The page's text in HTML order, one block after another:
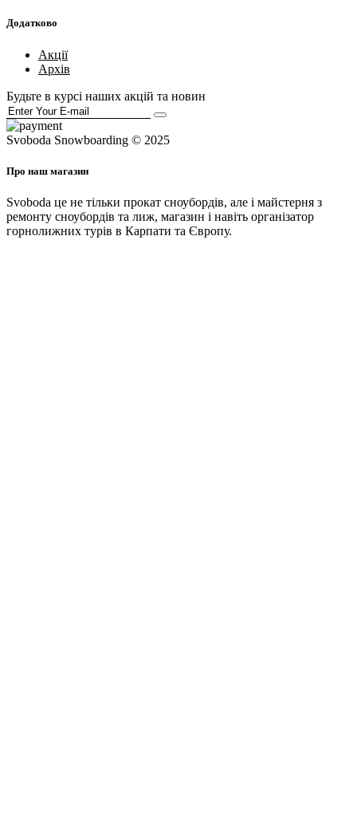
Додатково
Акції
Архів
Будьте в курсі наших акцій та новин
Svoboda Snowboarding © 2025
Про наш магазин
Svoboda це не тільки прокат сноубордів, але і майстерня з
ремонту сноубордів та лиж, магазин і навіть організатор
горнолижних турів в Карпати та Європу.